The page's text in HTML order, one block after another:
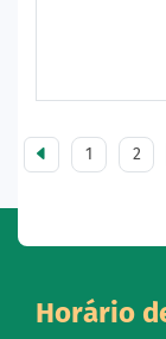
1 2
Horário